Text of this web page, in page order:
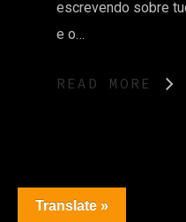
escrevendo sobre
e o…
READ MORE
Translate »